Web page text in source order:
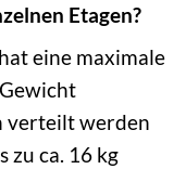
Etagen?
hat eine maximale
verteilt werden
zu ca. 16 kg